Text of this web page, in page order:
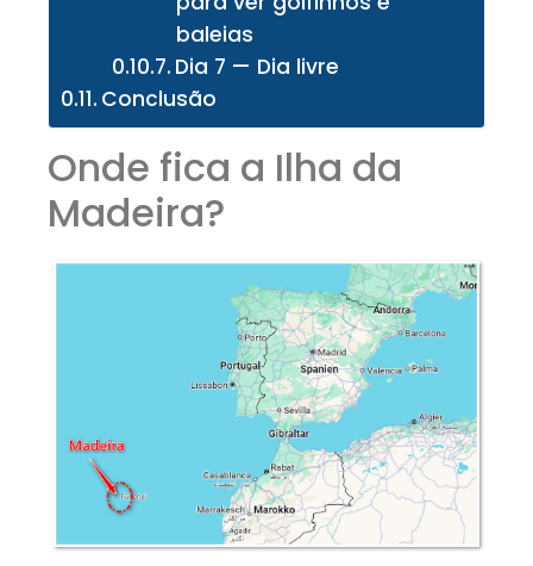
baleias
Dia 7 — Dia livre
Conclusão
Onde fica a Ilha da
Madeira?